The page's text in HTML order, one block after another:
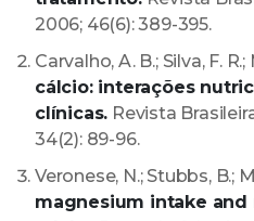
2006; 46(6): 389-395.
Carvalho, A. B.; Silva, F. R.;
cálcio: interações
clínicas. Revista
34(2): 89-96.
Veronese, N.; Stubbs, B.;
magnesium intake